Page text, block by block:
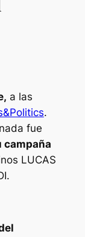
a las
.
fue
campaña
LUCAS